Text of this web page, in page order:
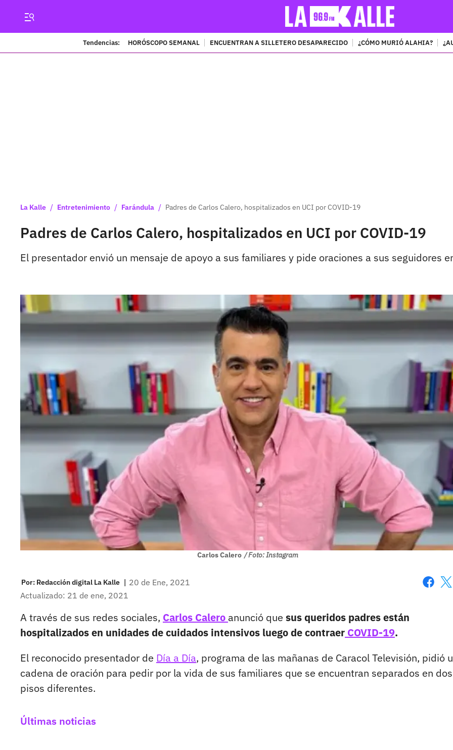
Tendencias: HORÓSCOPO SEMANAL ENCUENTRAN A SILLETERO DESAPARECIDO ¿CÓMO MURIÓ ALAHIA?
La Kalle / Entretenimiento / Farándula / Padres de Carlos Calero, hospitalizados en UCI por COVID-19
Padres de Carlos Calero, hospitalizados en UCI por COVID-19
El presentador envió un mensaje de apoyo a sus familiares y pide oraciones a sus seguidores
Carlos Calero / Foto: Instagram
Por: Redacción digital La Kalle | 20 de Ene, 2021
Actualizado: 21 de ene, 2021
A través de sus redes sociales, Carlos Calero anunció que sus queridos padres están
hospitalizados en unidades de cuidados intensivos luego de contraer COVID-19.
El reconocido presentador de Día a Día, programa de las mañanas de Caracol Televisión, pidió
cadena de oración para pedir por la vida de sus familiares que se encuentran separados en dos
pisos diferentes.
Últimas noticias